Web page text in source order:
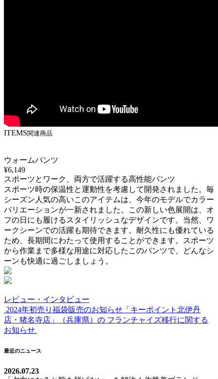
ITEMS関連商品
ウォームパンツ
¥6,149
スポーツとワーク、両方で活躍する高性能パンツ
スポーツ時の保温性と運動性を考慮して開発されました。毎
シーズン人気の高いこのアイテムは、今年のモデルでカラー
バリエーションが一新されました。この新しい色展開は、オ
フの日にも履けるスタイリッシュなデザインです。当然、ワ
ークシーンでの活躍も期待できます。耐久性にも優れている
ため、長期間にわたって使用することができます。スポーツ
から作業まで多様な用途に対応したこのパンツで、どんなシ
ーンも快適に過ごしましょう。
レビュー・インタビュー
投
稿
ゲ
2024年初売り福袋販売のお知らせ 「キーポイント北伊丹
店・猪名寺店」（兵庫県）の フランチャイズ移行に関する
お知らせ
最近のニュース
2026.07.23